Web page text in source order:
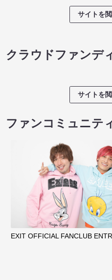
サイトを
クラウドファンデ
サイトを
ファンコミュニテ
EXIT OFFICIAL FANCLUB